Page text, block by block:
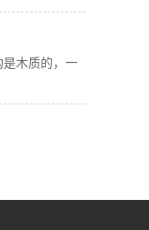
木质的，一